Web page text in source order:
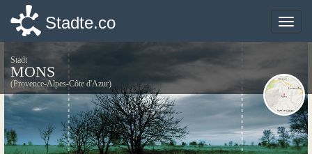
Toggle
Stadte.co
Stadt
MONS
(Provence-Alpes-Côte d'Azur)
Toggle
Stadte.co